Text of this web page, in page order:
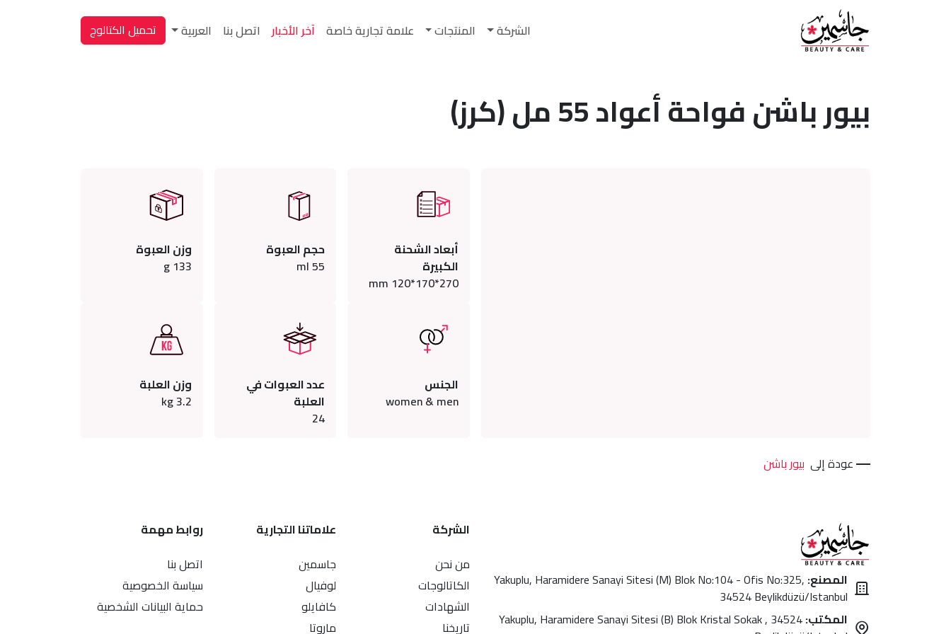
الشركة المنتجات علامة تجارية خاصة آخر الأخبار اتصل بنا العربية تحميل الكتالوج
بيور باشن فواحة أعواد 55 مل (كرز)
أبعاد الشحنة
الكبيرة
270*170*120 mm
حجم العبوة
55
ml
وزن العبوة
133
g
الجنس
women & men
عدد العبوات في
العلبة
24
وزن العلبة
3.2
kg
عودة إلى بيور باشن
المصنع: Yakuplu, Haramidere Sanayi Sitesi (M) Blok No:104 - Ofis No:325,
34524 Beylikdüzü/Istanbul
المكتب:Yakuplu, Haramidere Sanayi Sitesi (B) Blok Kristal Sokak , 34524
الشركة
من نحن
الكاتالوجات
الشهادات
تاريخنا
علاماتنا التجارية
جاسمين
لوفيال
كافايلو
ماروتا
روابط مهمة
اتصل بنا
سياسة الخصوصية
حماية البيانات الشخصية